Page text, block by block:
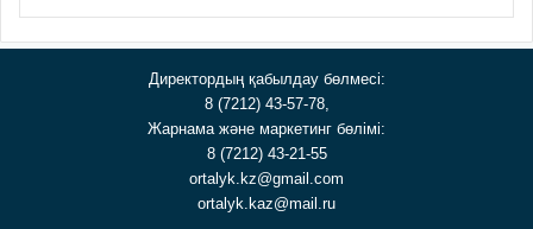
Директордың қабылдау бөлмесі:
8 (7212) 43-57-78,
Жарнама және маркетинг бөлімі:
8 (7212) 43-21-55
ortalyk.kz@gmail.com
ortalyk.kaz@mail.ru